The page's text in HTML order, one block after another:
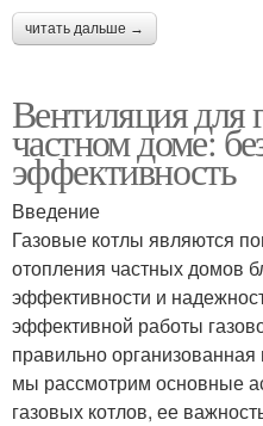
читать дальше →
Вентиляция для
частном доме:
эффективность
Введение
Газовые котлы являются
отопления частных домов
эффективности и
эффективной работы
правильно
мы рассмотрим основные
газовых котлов, ее